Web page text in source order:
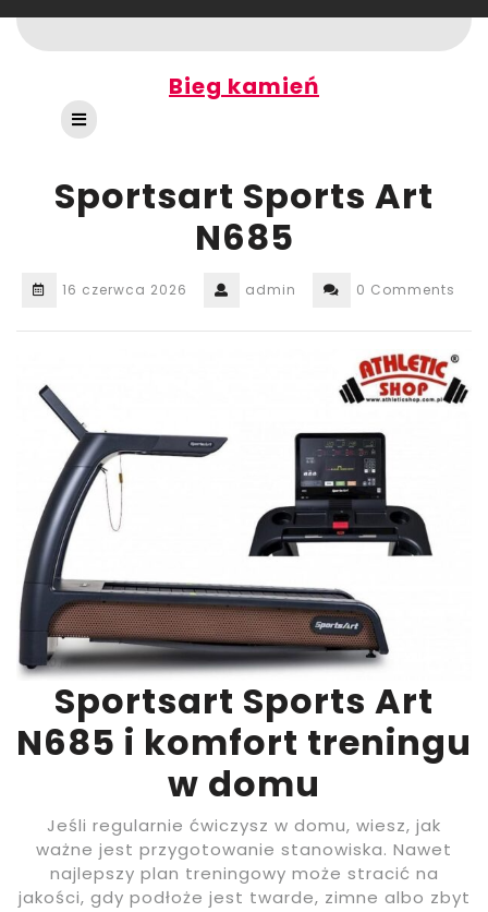
to
content
Bieg kamień
Open
Button
Sportsart Sports Art
N685
16 czerwca 2026 admin 0 Comments
Sportsart Sports Art
N685 i komfort treningu
w domu
Jeśli regularnie ćwiczysz w domu, wiesz, jak
ważne jest przygotowanie stanowiska. Nawet
najlepszy plan treningowy może stracić na
jakości, gdy podłoże jest twarde, zimne albo zbyt